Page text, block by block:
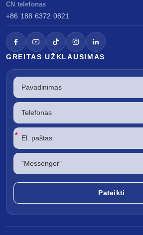
CN telefonas
+86 188 6372 0821
GREITAS UŽKLAUSIMAS
*